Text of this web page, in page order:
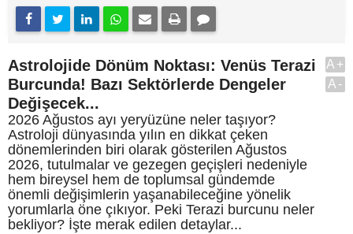
Astrolojide Dönüm Noktası: Venüs Terazi
Burcunda! Bazı Sektörlerde Dengeler
Değişecek...
2026 Ağustos ayı yeryüzüne neler taşıyor?
Astroloji dünyasında yılın en dikkat çeken
dönemlerinden biri olarak gösterilen Ağustos
2026, tutulmalar ve gezegen geçişleri nedeniyle
hem bireysel hem de toplumsal gündemde
önemli değişimlerin yaşanabileceğine yönelik
yorumlarla öne çıkıyor. Peki Terazi burcunu neler
bekliyor? İşte merak edilen detaylar...
A+
A-